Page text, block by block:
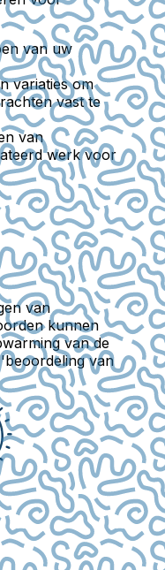
van uw
variatiesom
vast te
van
werk voor
van
kunnen
van de
van